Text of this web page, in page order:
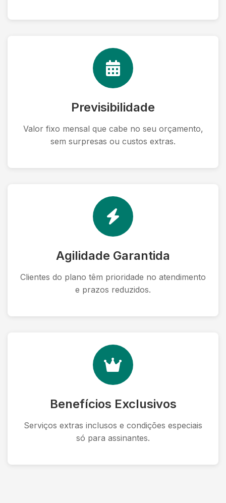
Previsibilidade
Valor fixo mensal que cabe no seu orçamento,
sem surpresas ou custos extras.
Agilidade Garantida
Clientes do plano têm prioridade no atendimento
e prazos reduzidos.
Benefícios Exclusivos
Serviços extras inclusos e condições especiais
só para assinantes.